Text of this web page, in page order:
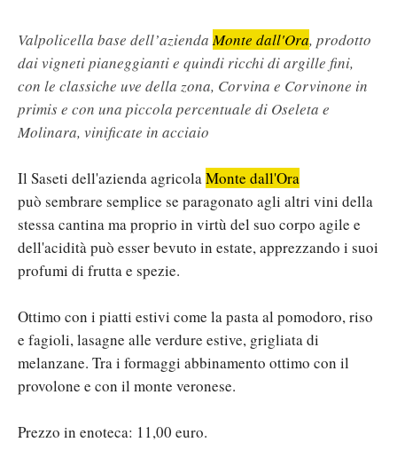
Valpolicella base dell’aziendaMonte dall'Ora, prodotto
dai vigneti pianeggianti e quindi ricchi di argille fini,
con le classiche uve della zona, Corvina e Corvinone in
primis e con una piccola percentuale di Oseleta e
Molinara, vinificate in acciaio
Il Saseti dell'azienda agricolaMonte dall'Ora
può sembrare semplice se paragonato agli altri vini della
stessa cantina ma proprio in virtù del suo corpo agile e
dell'acidità può esser bevuto in estate, apprezzando i suoi
profumi di frutta e spezie.
Ottimo con i piatti estivi come la pasta al pomodoro, riso
e fagioli, lasagne alle verdure estive, grigliata di
melanzane. Tra i formaggi abbinamento ottimo con il
provolone e con il monte veronese.
Prezzo in enoteca: 11,00 euro.